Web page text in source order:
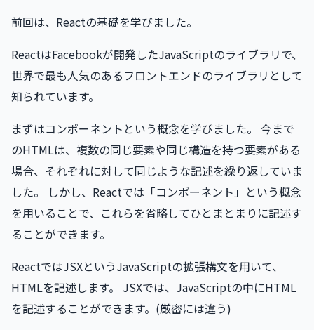
前回は、Reactの基礎を学びました。
ReactはFacebookが開発したJavaScriptのライブラリで、
世界で最も人気のあるフロントエンドのライブラリとして
知られています。
まずはコンポーネントという概念を学びました。 今まで
のHTMLは、複数の同じ要素や同じ構造を持つ要素がある
場合、それぞれに対して同じような記述を繰り返していま
した。 しかし、Reactでは「コンポーネント」という概念
を用いることで、これらを省略してひとまとまりに記述す
ることができます。
ReactではJSXというJavaScriptの拡張構文を用いて、
HTMLを記述します。 JSXでは、JavaScriptの中にHTML
を記述することができます。(厳密には違う)